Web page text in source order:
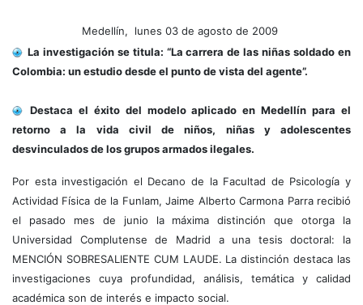
Medellín, lunes 03 de agosto de 2009
La investigación se titula: “La carrera de las niñas soldado en
Colombia: un estudio desde el punto de vista del agente”.
Destaca el éxito del modelo aplicado en Medellín para el
retorno a la vida civil de niños, niñas y adolescentes
desvinculados de los grupos armados ilegales.
Por esta investigación el Decano de la Facultad de Psicología y
Actividad Física de la Funlam, Jaime Alberto Carmona Parra recibió
el pasado mes de junio la máxima distinción que otorga la
Universidad Complutense de Madrid a una tesis doctoral: la
MENCIÓN SOBRESALIENTE CUM LAUDE. La distinción destaca las
investigaciones cuya profundidad, análisis, temática y calidad
académica son de interés e impacto social.